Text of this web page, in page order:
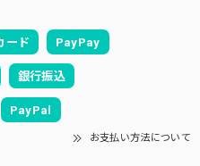
ード PayPay
銀行振込
PayPal
お支払い方法について